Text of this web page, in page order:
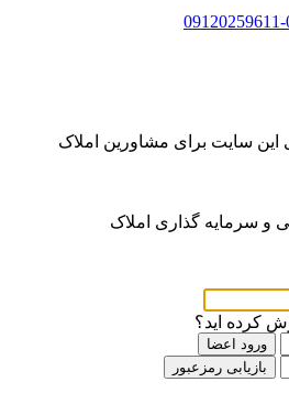
‌سایت برای مشاورین املاک
و سرمایه گذاری املاک
کرده اید؟
ورود اعضا
بازیابی رمزعبور